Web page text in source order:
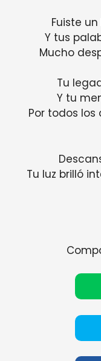
Fuiste
Y tus
Mucho
Tu
Y tu
Por todos
Tu luz brilló